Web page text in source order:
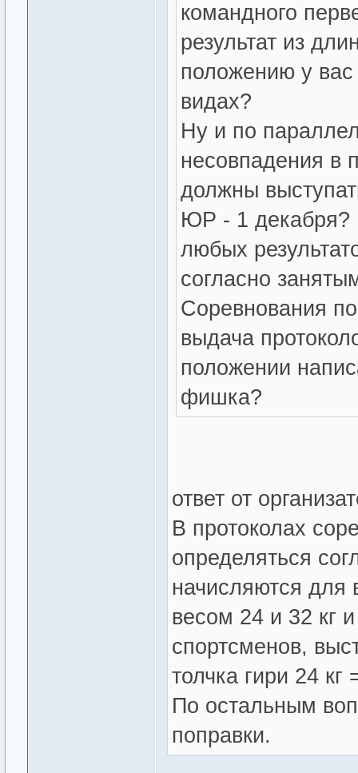
командного
результат из
положению у вас
видах?
Ну и по
несовпадения в
должны
ЮР - 1 декабря?
любых
согласно
Соревнования
выдача
положении
фишка?
ответ от
В протоколах
определяться
начисляются для
весом 24 и 32 кг
спортсменов,
толчка гири 24 кг
По остальным
поправки.